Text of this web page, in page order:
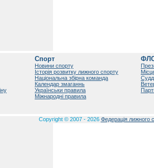
Спорт
Новини спорту
Історія розвитку лижного спорту
Національна збірна команда
Календар змаганнь
Українськи правила
Міжнародні правила
Copyright © 2007 - 2026 Федерація лижного